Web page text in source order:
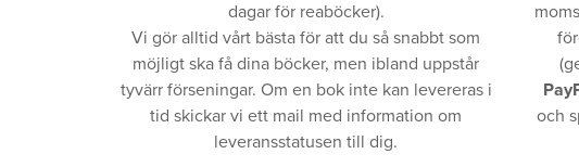
dagar för reaböcker).
Vi gör alltid vårt bästa för att du så snabbt som
möjligt ska få dina böcker, men ibland uppstår
tyvärr förseningar. Om en bok inte kan levereras i
tid skickar vi ett mail med information om
leveransstatusen till dig.
och